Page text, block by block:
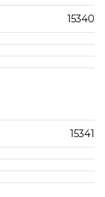
15340
15341